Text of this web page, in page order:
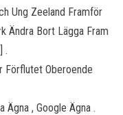
Ung Zeeland Framför
Ändra Bort Lägga Fram
.
Förflutet Oberoende
Ägna , Google Ägna .